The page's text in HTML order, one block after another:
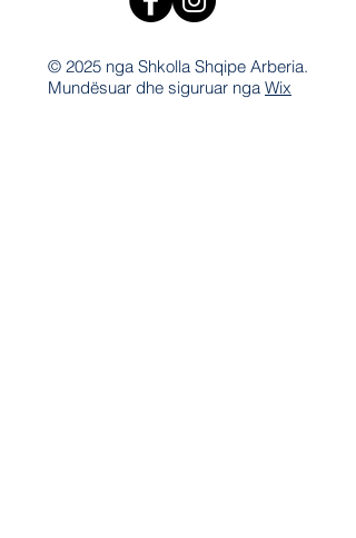
© 2025 nga Shkolla Shqipe Arberia.
Mundësuar dhe siguruar nga Wix